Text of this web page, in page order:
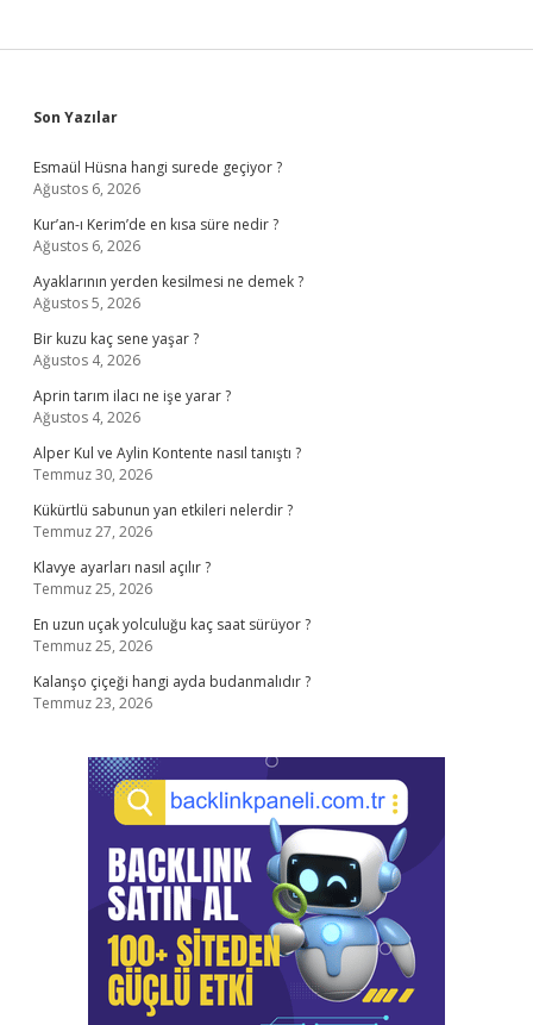
Sidebar
Son Yazılar
Esmaül Hüsna hangi surede geçiyor ?
Ağustos 6, 2026
Kur’an-ı Kerim’de en kısa süre nedir ?
Ağustos 6, 2026
Ayaklarının yerden kesilmesi ne demek ?
Ağustos 5, 2026
Bir kuzu kaç sene yaşar ?
Ağustos 4, 2026
Aprin tarım ilacı ne işe yarar ?
Ağustos 4, 2026
Alper Kul ve Aylin Kontente nasıl tanıştı ?
Temmuz 30, 2026
Kükürtlü sabunun yan etkileri nelerdir ?
Temmuz 27, 2026
Klavye ayarları nasıl açılır ?
Temmuz 25, 2026
En uzun uçak yolculuğu kaç saat sürüyor ?
Temmuz 25, 2026
Kalanşo çiçeği hangi ayda budanmalıdır ?
Temmuz 23, 2026